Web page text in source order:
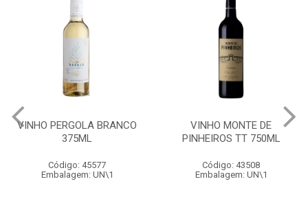
VINHO PERGOLA BRANCO
375ML
Código: 45577
Embalagem: UN\1
VINHO MONTE DE
PINHEIROS TT 750ML
Código: 43508
Embalagem: UN\1